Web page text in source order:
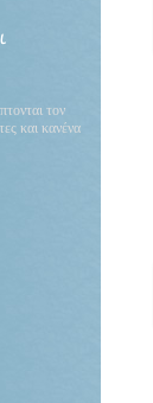
τον
και κανένα